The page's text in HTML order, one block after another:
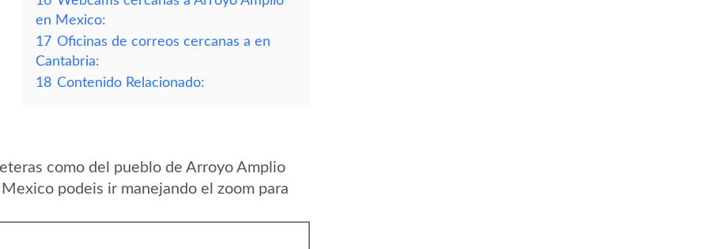
en Mexico:
17 Oficinas de correos cercanas a en
Cantabria:
18 Contenido Relacionado:
como del pueblo de Arroyo Amplio
podeis ir manejando el zoom para